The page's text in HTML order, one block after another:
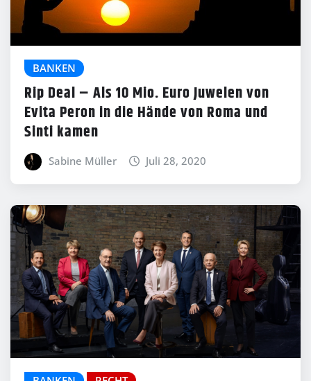
BANKEN
Rip Deal – Als 10 Mio. Euro Juwelen von
Evita Peron in die Hände von Roma und
Sinti kamen
Sabine Müller Juli 28, 2020